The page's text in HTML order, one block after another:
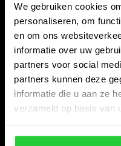
We gebruiken cookies
personaliseren, om
en om ons
informatie over uw
partners voor social
partners kunnen deze
informatie die u aan ze
verzameld op basis van
Bespanracket.nl is dé